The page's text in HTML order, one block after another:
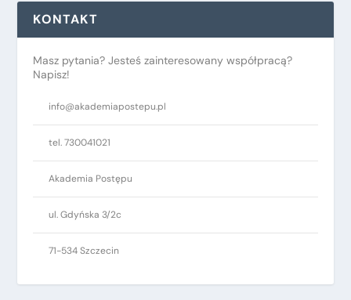
KONTAKT
Masz pytania? Jesteś zainteresowany współpracą?
Napisz!
info@akademiapostepu.pl
tel. 730041021
Akademia Postępu
ul. Gdyńska 3/2c
71-534 Szczecin